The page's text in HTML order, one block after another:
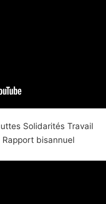
Solidarités Travail
bisannuel